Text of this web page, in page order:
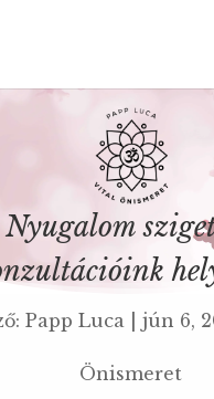
Nyugalom
Papp Luca |jún 6,
Önismeret